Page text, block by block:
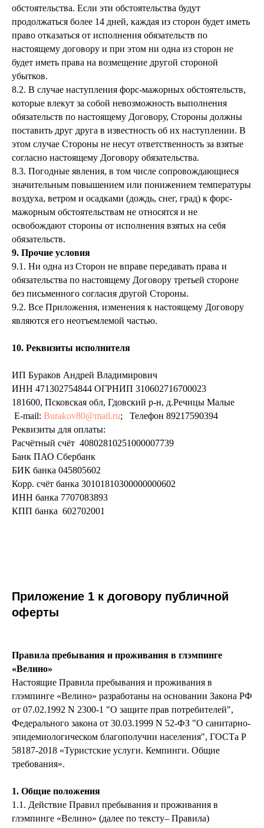
обстоятельства. Если эти обстоятельства будут
продолжаться более 14 дней, каждая из сторон будет иметь
право отказаться от исполнения обязательств по
настоящему договору и при этом ни одна из сторон не
будет иметь права на возмещение другой стороной
убытков.
8.2. В случае наступления форс-мажорных обстоятельств,
которые влекут за собой невозможность выполнения
обязательств по настоящему Договору, Стороны должны
поставить друг друга в известность об их наступлении. В
этом случае Стороны не несут ответственность за взятые
согласно настоящему Договору обязательства.
8.3. Погодные явления, в том числе сопровождающиеся
значительным повышением или понижением температуры
воздуха, ветром и осадками (дождь, снег, град) к форс-
мажорным обстоятельствам не относятся и не
освобождают стороны от исполнения взятых на себя
обязательств.
9. Прочие условия
9.1. Ни одна из Сторон не вправе передавать права и
обязательства по настоящему Договору третьей стороне
без письменного согласия другой Стороны.
9.2. Все Приложения, изменения к настоящему Договору
являются его неотъемлемой частью.
10. Реквизиты исполнителя
ИП Бураков Андрей Владимирович
ИНН 471302754844 ОГРНИП 310602716700023
181600, Псковская обл, Гдовский р-н, д.Речицы Малые
E-mail: Burakov80@mail.ru; Телефон 89217590394
Реквизиты для оплаты:
Расчётный счёт 40802810251000007739
Банк ПАО Сбербанк
БИК банка 045805602
Корр. счёт банка 30101810300000000602
ИНН банка 7707083893
КПП банка 602702001
Приложение 1 к договору публичной
оферты
Правила пребывания и проживания в глэмпинге
«Велино»
Настоящие Правила пребывания и проживания в
глэмпинге «Велино» разработаны на основании Закона РФ
от 07.02.1992 N 2300-1 "О защите прав потребителей",
Федерального закона от 30.03.1999 N 52-ФЗ "О санитарно-
эпидемиологическом благополучии населения", ГОСТа Р
58187-2018 «Туристские услуги. Кемпинги. Общие
требования».
1. Общие положения
1.1. Действие Правил пребывания и проживания в
глэмпинге «Велино» (далее по тексту– Правила)